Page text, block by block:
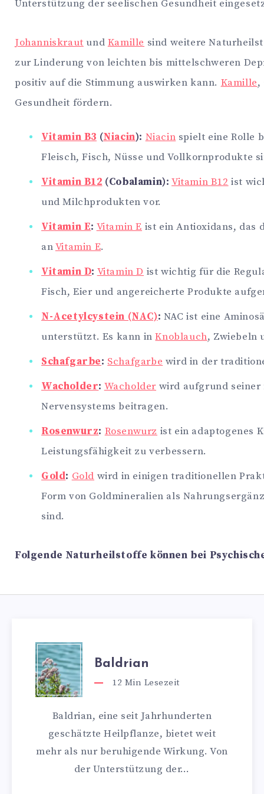
Unterstützung der seelischen Gesundheit
Johanniskraut und Kamille sind weitere
zur Linderung von leichten bis mittelschweren
positiv auf die Stimmung auswirken kann. Kamille,
Gesundheit fördern.
Vitamin B3 (Niacin): Niacin spielt eine Rolle
Fleisch, Fisch, Nüsse und Vollkornprodukte
Vitamin B12 (Cobalamin): Vitamin B12 ist
und Milchprodukten vor.
Vitamin E: Vitamin E ist ein Antioxidans, das
anVitamin E.
Vitamin D: Vitamin D ist wichtig für die
Fisch, Eier und angereicherte Produkte
N-Acetylcystein (NAC): NAC ist eine
unterstützt. Es kann inKnoblauch, Zwiebeln
Schafgarbe: Schafgarbe wird in der
Wacholder: Wacholder wird aufgrund seiner
Nervensystems beitragen.
Rosenwurz: Rosenwurz ist ein adaptogenes
Leistungsfähigkeit zu verbessern.
Gold: Gold wird in einigen traditionellen
Form von Goldmineralien als
sind.
Folgende Naturheilstoffe können bei
Baldrian
12 Min Lesezeit
Baldrian, eine seit Jahrhunderten
geschätzte Heilpflanze, bietet weit
mehr als nur beruhigende Wirkung. Von
der Unterstützung der…